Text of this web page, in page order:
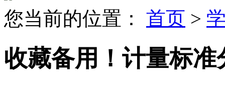
您当前的位置： 首页 >
收藏备用！计量标准